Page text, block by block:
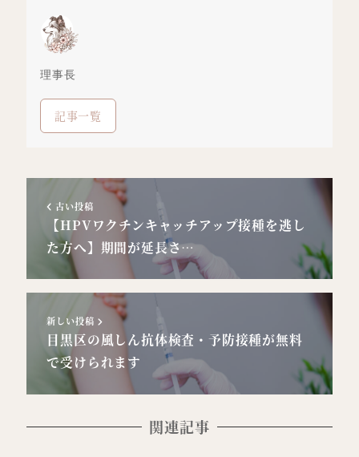
理事長
記事一覧
古い投稿
【HPVワクチンキャッチアップ接種を逃し
た方へ】期間が延長さ…
新しい投稿
目黒区の風しん抗体検査・予防接種が無料
で受けられます
関連記事